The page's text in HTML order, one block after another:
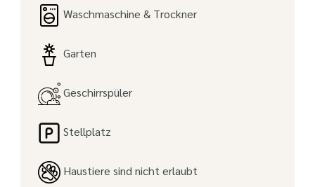
Waschmaschine & Trockner
Garten
Geschirrspüler
Stellplatz
Haustiere sind nicht erlaubt